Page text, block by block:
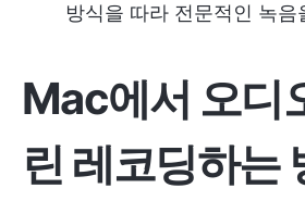
방식을 따라 전문적인 녹음
Mac에서 오디
린 레코딩하는